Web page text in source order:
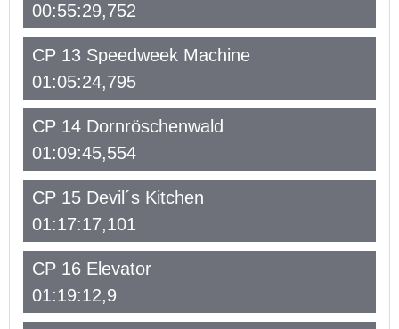
00:55:29,752
CP 13 Speedweek Machine
01:05:24,795
CP 14 Dornröschenwald
01:09:45,554
CP 15 Devil´s Kitchen
01:17:17,101
CP 16 Elevator
01:19:12,9